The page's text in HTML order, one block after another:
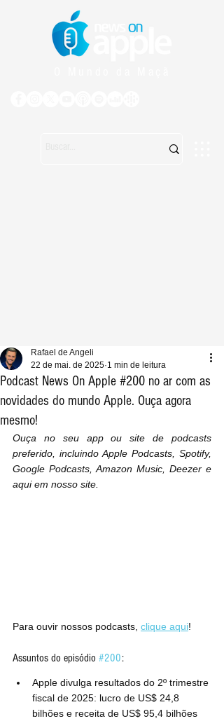
Podcast News On Apple #200 no ar com as
novidades do mundo Apple. Ouça agora
mesmo!
Rafael de Angeli
22 de mai. de 2025 1 min de leitura
Ouça no seu app ou site de podcasts
preferido, incluindo Apple Podcasts, Spotify,
Google Podcasts, Amazon Music, Deezer e
aqui em nosso site.
Para ouvir nossos podcasts, clique aqui!
Assuntos do episódio #200:
Apple divulga resultados do 2º trimestre
fiscal de 2025: lucro de US$ 24,8
bilhões e receita de US$ 95,4 bilhões